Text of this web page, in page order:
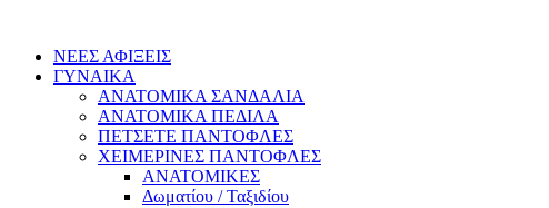
ΝΕΕΣ ΑΦΙΞΕΙΣ
ΓΥΝΑΙΚΑ
ΑΝΑΤΟΜΙΚΑ ΣΑΝΔΑΛΙΑ
ΑΝΑΤΟΜΙΚΑ ΠΕΔΙΛΑ
ΠΕΤΣΕΤΕ ΠΑΝΤΟΦΛΕΣ
ΧΕΙΜΕΡΙΝΕΣ ΠΑΝΤΟΦΛΕΣ
ΑΝΑΤΟΜΙΚΕΣ
Δωματίου / Ταξιδίου